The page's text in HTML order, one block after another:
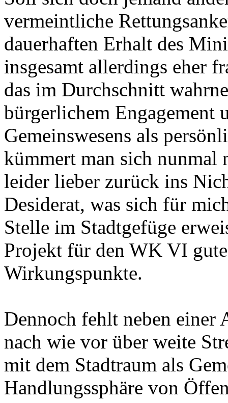
vermeintliche
dauerhaften Erhalt des
insgesamt allerdings eher
das im Durchschnitt
bürgerlichem Engagement
Gemeinswesens als
kümmert man sich nunmal
leider lieber zurück ins
Desiderat, was sich für
Stelle im Stadtgefüge
Projekt für den WK VI
Wirkungspunkte.
Dennoch fehlt neben einer
nach wie vor über weite
mit dem Stadtraum als
Handlungssphäre von